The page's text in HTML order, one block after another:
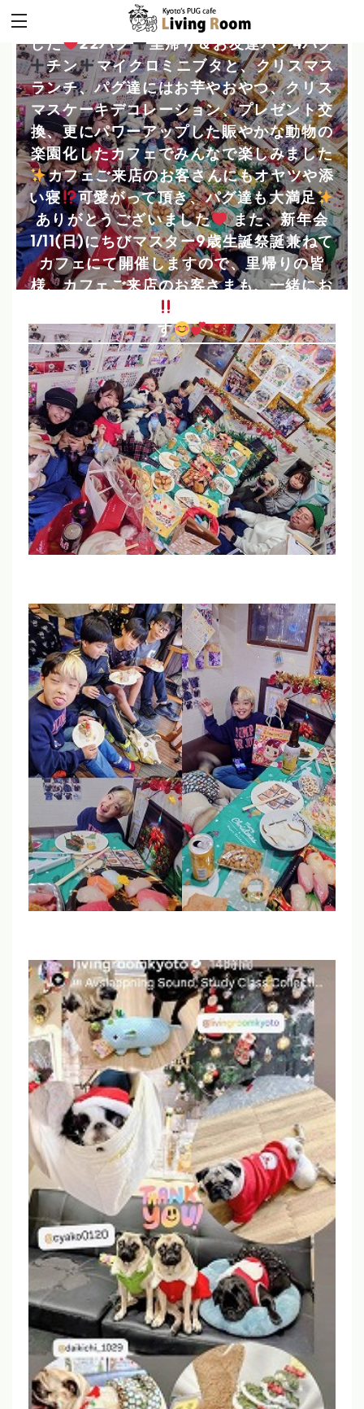
ーを里帰りのみんなとカフェでお祝いしま
した
22パグ ️里帰り＆お友達パグ4パグ
️チン
マイクロミニブタと、クリスマス
ランチ、パグ達にはお芋やおやつ、クリス
マスケーキデコレーション、プレゼント交
換、更にパワーアップした賑やかな動物の
楽園化したカフェでみんなで楽しみました
️カフェご来店のお客さんにもオヤツや添
い寝
可愛がって頂き、パグ達も大満足
️
ありがとうございました
また、新年会
1/11(日)にちびマスター9歳生誕祭誕兼ねて
カフェにて開催しますので、里帰りの皆
様、カフェご来店のお客さまも、一緒にお
す